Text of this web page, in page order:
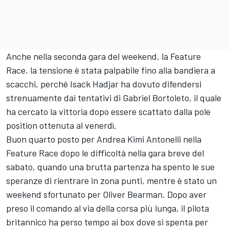
Anche nella seconda gara del weekend, la Feature
Race, la tensione è stata palpabile fino alla bandiera a
scacchi, perché Isack Hadjar ha dovuto difendersi
strenuamente dai tentativi di Gabriel Bortoleto, il quale
ha cercato la vittoria dopo essere scattato dalla pole
position ottenuta al venerdì.
Buon quarto posto per Andrea Kimi Antonelli nella
Feature Race dopo le difficoltà nella gara breve del
sabato, quando una brutta partenza ha spento le sue
speranze di rientrare in zona punti, mentre è stato un
weekend sfortunato per Oliver Bearman. Dopo aver
preso il comando al via della corsa più lunga, il pilota
britannico ha perso tempo ai box dove si spenta per